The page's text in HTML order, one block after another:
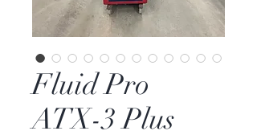
Fluid Pro
ATX-3 Plus